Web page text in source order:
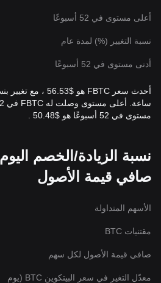
أعلى مستوى في 52 أسبوعًا
نسبة التغيير (%) لمدة عام
أدنى مستوى في 52 أسبوعًا
مستوى في 52 أسبوعًا هو $50.48 .
صافي قيمة الأصول
الأسهم المتداولة
مقتنيات BTC
صافي قيمة الأصول لكل سهم
معدّل التغير في سعر البيتكوين BTC (يوم